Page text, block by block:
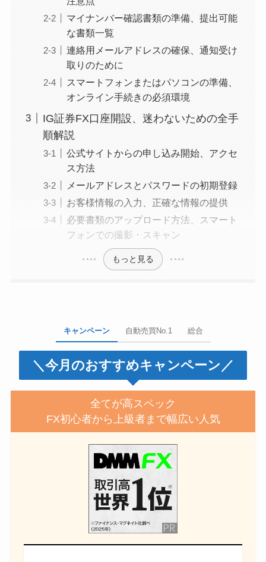
マイナンバー確認書類の準備、提出可能
な書類一覧
連絡用メールアドレスの確保、通知受け
取りのために
スマートフォンまたはパソコンの準備、
オンライン手続きの必須環境
IG証券FX口座開設、迷わないための全手
順解説
公式サイトからの申し込み開始、アクセ
ス方法
メールアドレスとパスワードの初期登録
お客様情報の入力、正確な情報の提供
必要書類のアップロード方法、スマート
フォンでの撮影・スキャン
もっと見る
キャンペーン 自動売買No.1 総合
＼今月のおすすめキャンペーン／
全てが高スペック
FX初心者から上級者まで幅広い人気